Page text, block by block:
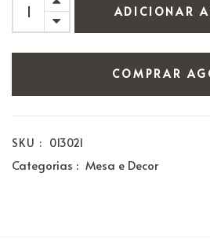
ADICIONAR
COMPRAR
SKU : 013021
Categorias : Mesa e Decor